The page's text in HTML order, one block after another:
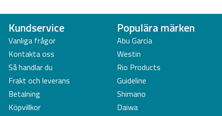
Kundservice
Vanliga frågor
Kontakta oss
Så handlar du
Frakt och leverans
Betalning
Köpvillkor
Populära märken
Abu Garcia
Westin
Rio Products
Guideline
Shimano
Daiwa